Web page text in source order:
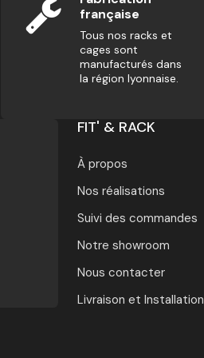
française
Tous nos racks et
cages sont
manufacturés dans
la région lyonnaise.
FIT' & RACK
À propos
Nos réalisations
Suivi des commandes
Notre showroom
Nous contacter
Livraison et Installation